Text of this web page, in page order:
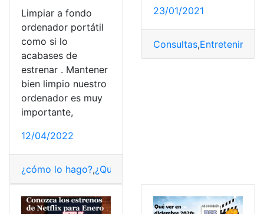
Limpiar a fondo
ordenador portátil
como si lo
acabases de
estrenar . Mantener
bien limpio nuestro
ordenador es muy
importante,
12/04/2022
¿cómo lo hago?,¿Qué es?
23/01/2021
Consultas,